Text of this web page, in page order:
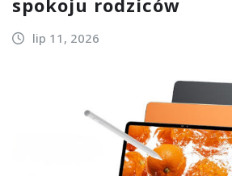
spokoju rodziców
lip 11, 2026